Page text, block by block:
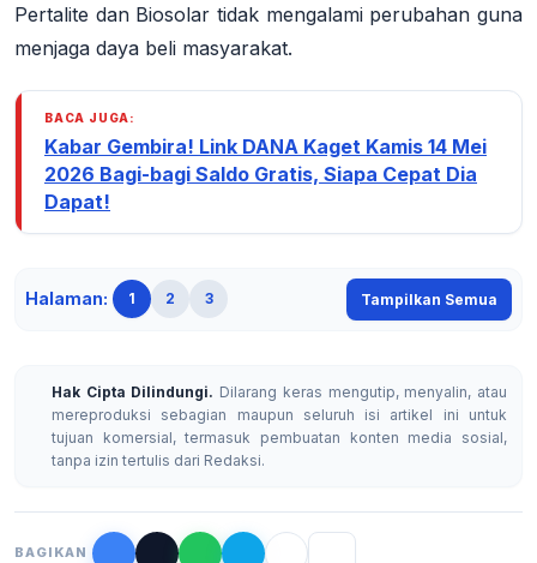
Pertalite dan Biosolar tidak mengalami perubahan guna
menjaga daya beli masyarakat.
BACA JUGA:
Kabar Gembira! Link DANA Kaget Kamis 14 Mei
2026 Bagi-bagi Saldo Gratis, Siapa Cepat Dia
Dapat!
Halaman: 1 2 3 Tampilkan Semua
Hak Cipta Dilindungi. Dilarang keras mengutip, menyalin, atau
mereproduksi sebagian maupun seluruh isi artikel ini untuk
tujuan komersial, termasuk pembuatan konten media sosial,
tanpa izin tertulis dari Redaksi.
BAGIKAN